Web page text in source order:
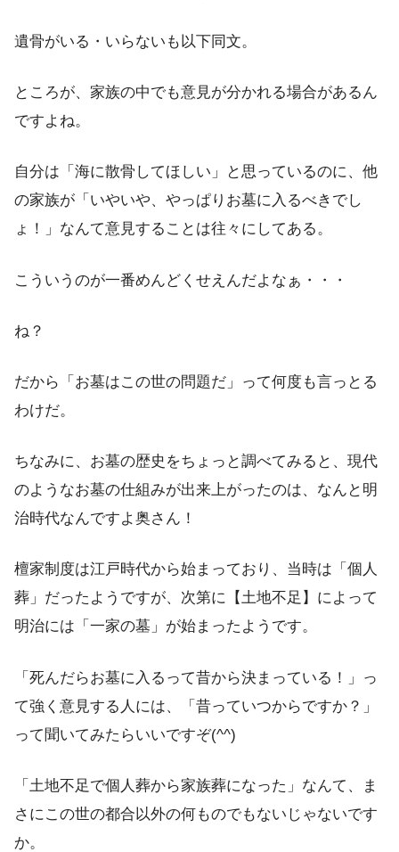
遺骨がいる・いらないも以下同文。
ところが、家族の中でも意見が分かれる場合があるん
ですよね。
自分は「海に散骨してほしい」と思っているのに、他
の家族が「いやいや、やっぱりお墓に入るべきでし
ょ！」なんて意見することは往々にしてある。
こういうのが一番めんどくせえんだよなぁ・・・
ね？
だから「お墓はこの世の問題だ」って何度も言っとる
わけだ。
ちなみに、お墓の歴史をちょっと調べてみると、現代
のようなお墓の仕組みが出来上がったのは、なんと明
治時代なんですよ奥さん！
檀家制度は江戸時代から始まっており、当時は「個人
葬」だったようですが、次第に【土地不足】によって
明治には「一家の墓」が始まったようです。
「死んだらお墓に入るって昔から決まっている！」っ
て強く意見する人には、「昔っていつからですか？」
って聞いてみたらいいですぞ(^^)
「土地不足で個人葬から家族葬になった」なんて、ま
さにこの世の都合以外の何ものでもないじゃないです
か。